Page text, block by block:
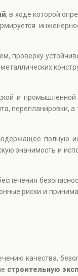
, в ходе которой
проверку
и промышленной
перепланировки,
значимость и
риски и
качества,
строительную